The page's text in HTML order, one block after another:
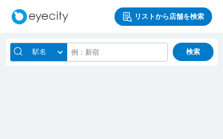
リストから店舗を検索
駅名 検索